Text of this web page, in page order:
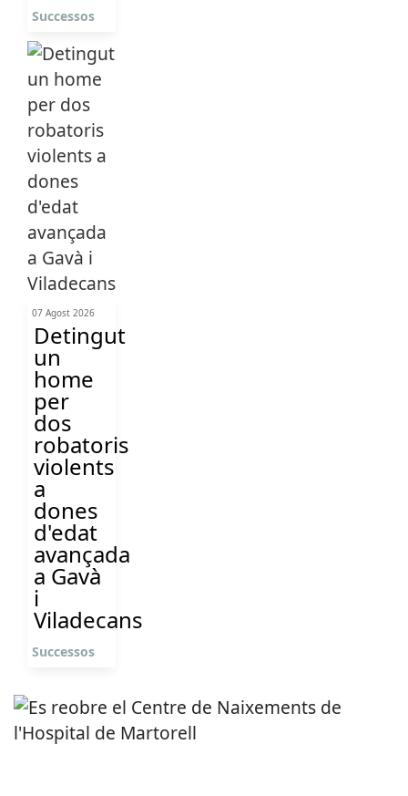
Successos
07 Agost 2026
Detingut
un
home
per
dos
robatoris
violents
a
dones
d'edat
avançada
a Gavà
i
Viladecans
Successos